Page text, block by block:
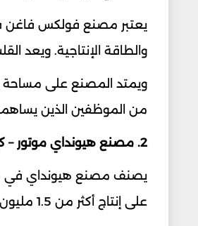
يعتبر مصنع فولكس فاغن
والطاقة الإنتاجية. ويعد
ويمتد المصنع على مساحة
من الموظفين الذين
2. مصنع هيونداي موتور – كوريا الجنوبية
يصنف مصنع هيونداي في
على إنتاج أكثر من 1.5 مليون سيارة سنوياً.